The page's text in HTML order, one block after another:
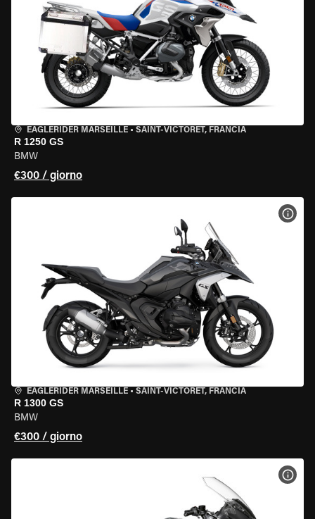
EAGLERIDER MARSEILLE • SAINT-VICTORET, FRANCIA
R 1250 GS
BMW
€300 / giorno
EAGLERIDER MARSEILLE • SAINT-VICTORET, FRANCIA
R 1300 GS
BMW
€300 / giorno